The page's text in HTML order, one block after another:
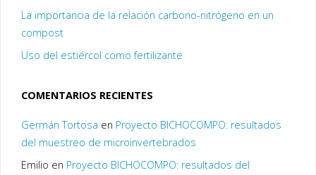
La importancia de la relación carbono-nitrógeno en un
compost
Uso del estiércol como fertilizante
COMENTARIOS RECIENTES
Germán Tortosa en Proyecto BICHOCOMPO: resultados
del muestreo de microinvertebrados
Emilio en Proyecto BICHOCOMPO: resultados del